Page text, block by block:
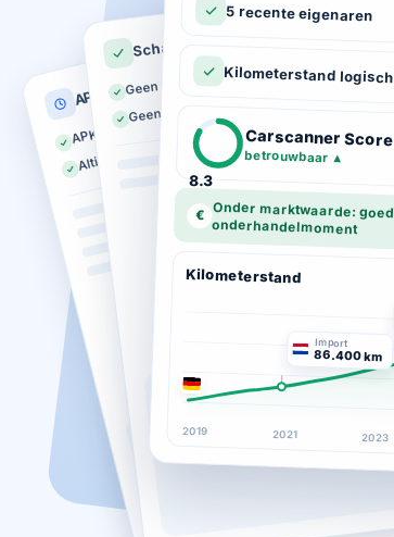
APK historie
APK geldig tot 03-2026
Altijd op tijd gekeurd
Schadeverleden
Geen schade geregistreerd
Geen total loss gemeld
5 recente eigenaren
Kilometerstand logisch
8.3
Carscanner Score
betrouwbaar ▲
€ Onder marktwaarde: goed
onderhandelmoment
Kilometerstand
Import
86.400 km
2019 2021 2023